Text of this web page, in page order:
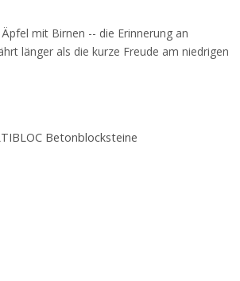
mit Birnen -- die Erinnerung an
länger als die kurze Freude am niedrigen
Betonblocksteine